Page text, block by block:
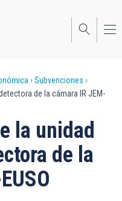
Subvenciones
de la cámara IR JEM-
la unidad
de la